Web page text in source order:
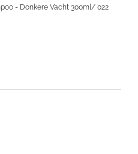
- Donkere Vacht 300ml/ 022